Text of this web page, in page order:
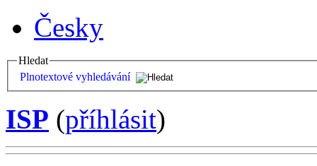
Česky
Hledat
Plnotextové vyhledávání
ISP (příhlásit)